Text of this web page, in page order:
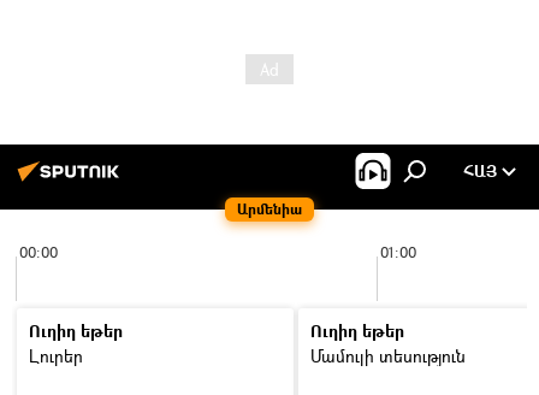
Արմենիա
ՀԱՅ
00:00 01:00
Ուղիղ եթեր
Լուրեր
Ուղիղ եթեր
Մամուլի տեսություն